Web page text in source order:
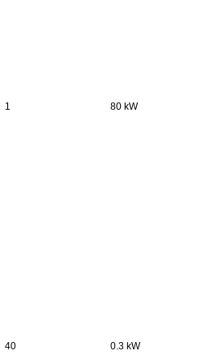
1 80 kW
40 0.3 kW